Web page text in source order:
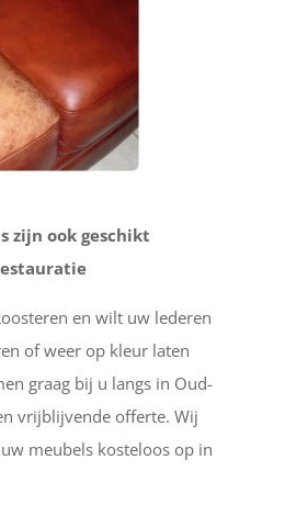
zijn ook geschikt
en wilt uw lederen
of weer op kleur laten
graag bij u langs in Oud-
vrijblijvende offerte. Wij
meubels kosteloos op in